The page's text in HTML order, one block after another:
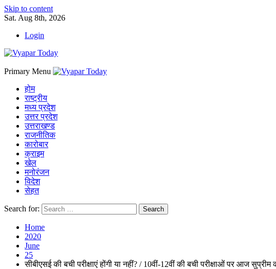
Skip to content
Sat. Aug 8th, 2026
Login
Primary Menu
होम
राष्ट्रीय
मध्य प्रदेश
उत्तर प्रदेश
उत्तराखण्ड
राजनीतिक
कारोबार
क्राइम
खेल
मनोरंजन
विदेश
सेहत
Search for:
Home
2020
June
25
सीबीएसई की बची परीक्षाएं होंगी या नहीं? / 10वीं-12वीं की बची परीक्षाओं पर आज